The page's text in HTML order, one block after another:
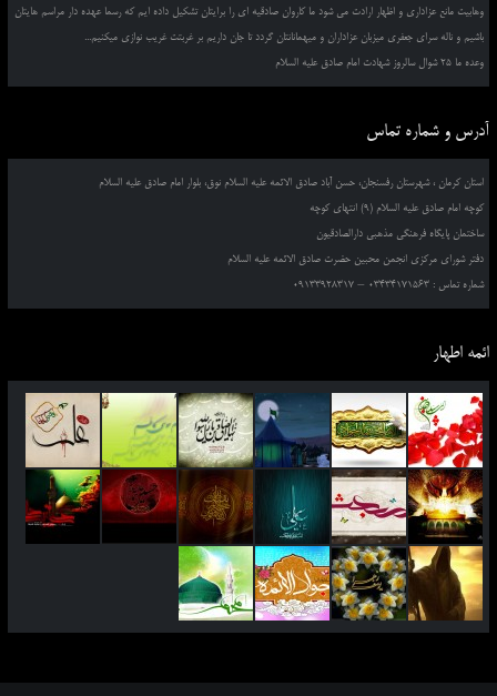
وهابیت مانع عزاداری و اظهار ارادت می شود ما کاروان صادقیه ای را برایتان تشکیل داده ایم که رسما عهده دار مراسم هایتان
باشیم و ناله سرای جعفری میزبان عزاداران و میهمانانتان گردد تا جان داریم بر غربتت غریب نوازی میکنیم...
وعده ما 25 شوال سالروز شهادت امام صادق علیه السلام
آدرس و شماره تماس
استان کرمان ، شهرستان رفسنجان، حسن آباد صادق الائمه علیه السلام نوق، بلوار امام صادق علیه السلام
کوچه امام صادق علیه السلام (9) انتهای کوچه
ساختمان پایگاه فرهنگی مذهبی دارالصادقیون
دفتر شورای مرکزی انجمن محبین حضرت صادق الائمه علیه السلام
شماره تماس : 03434171563 – 09133928317
ائمه اطهار